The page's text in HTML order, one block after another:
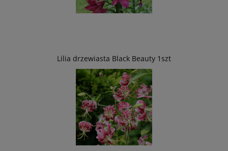
Lilia drzewiasta Black Beauty 1szt